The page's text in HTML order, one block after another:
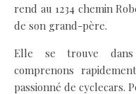
rend au 1234 chemin
de son grand-père.
Elle se trouve
comprenons
passionné de cyclecars.